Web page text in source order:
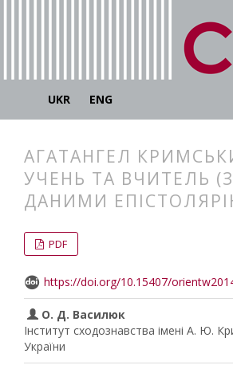
UKR ENG
АГАТАНГЕЛ
УЧЕНЬ ТА ВЧИТЕЛЬ
ДАНИМИ
PDF
https://doi.org/10.15407/
О. Д. Василюк
Інститут сходознавства імені А. Ю.
України